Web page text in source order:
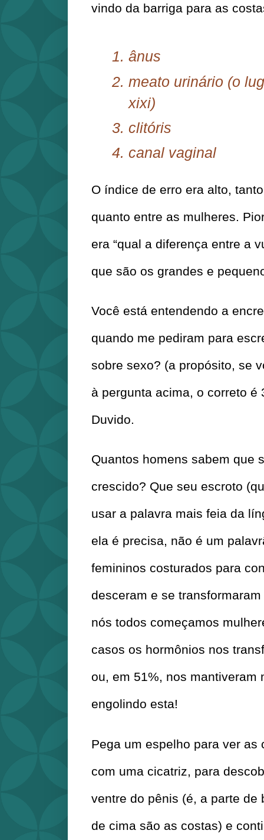
vindo da barriga para as
ânus
meato urinário (o
xixi)
clitóris
canal vaginal
O índice de erro era alto,
quanto entre as mulheres.
era “qual a diferença entre a
que são os grandes e
Você está entendendo a
quando me pediram para
sobre sexo? (a propósito, se
à pergunta acima, o correto é
Duvido.
Quantos homens sabem que
crescido? Que seu escroto
usar a palavra mais feia da
ela é precisa, não é um
femininos costurados para
desceram e se
nós todos começamos
casos os hormônios nos
ou, em 51%, nos mantiveram
engolindo esta!
Pega um espelho para ver as
com uma cicatriz, para
ventre do pênis (é, a parte de
de cima são as costas) e